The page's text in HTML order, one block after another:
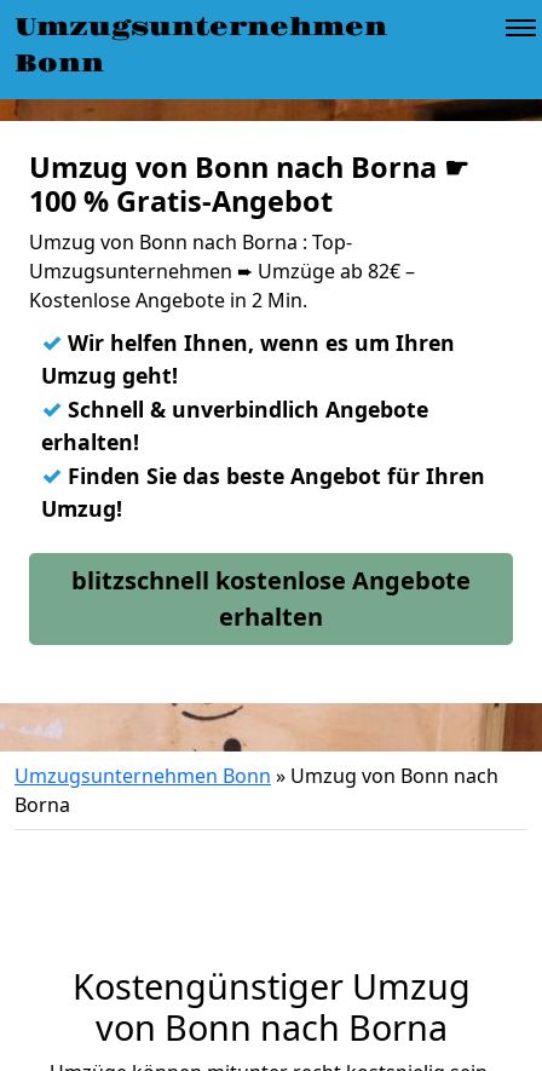
Umzugsunternehmen
Bonn
Umzug von Bonn nach Borna ☛
100 % Gratis-Angebot
Umzug von Bonn nach Borna : Top-
Umzugsunternehmen ➨ Umzüge ab 82€ –
Kostenlose Angebote in 2 Min.
✓ Wir helfen Ihnen, wenn es um Ihren
Umzug geht!
✓ Schnell & unverbindlich Angebote
erhalten!
✓ Finden Sie das beste Angebot für Ihren
Umzug!
blitzschnell kostenlose Angebote
erhalten
Umzugsunternehmen Bonn » Umzug von Bonn nach
Borna
Kostengünstiger Umzug
von Bonn nach Borna